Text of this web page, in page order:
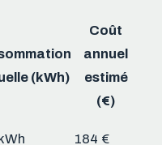
(kWh)
Coût
annuel
estimé
(€)
184 €